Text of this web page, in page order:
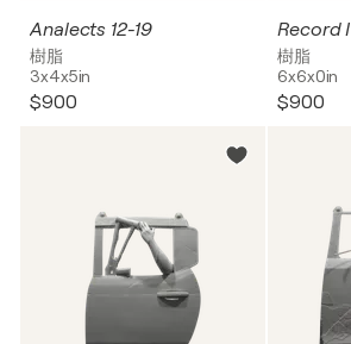
Analects 12-19
樹脂
3x4x5in
$900
Record I
樹脂
6x6x0in
$900